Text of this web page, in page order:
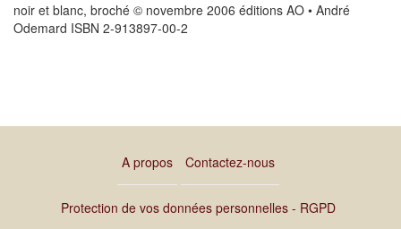
noir et blanc, broché © novembre 2006 éditions AO • André
Odemard ISBN 2-913897-00-2
A propos Contactez-nous
Protection de vos données personnelles - RGPD